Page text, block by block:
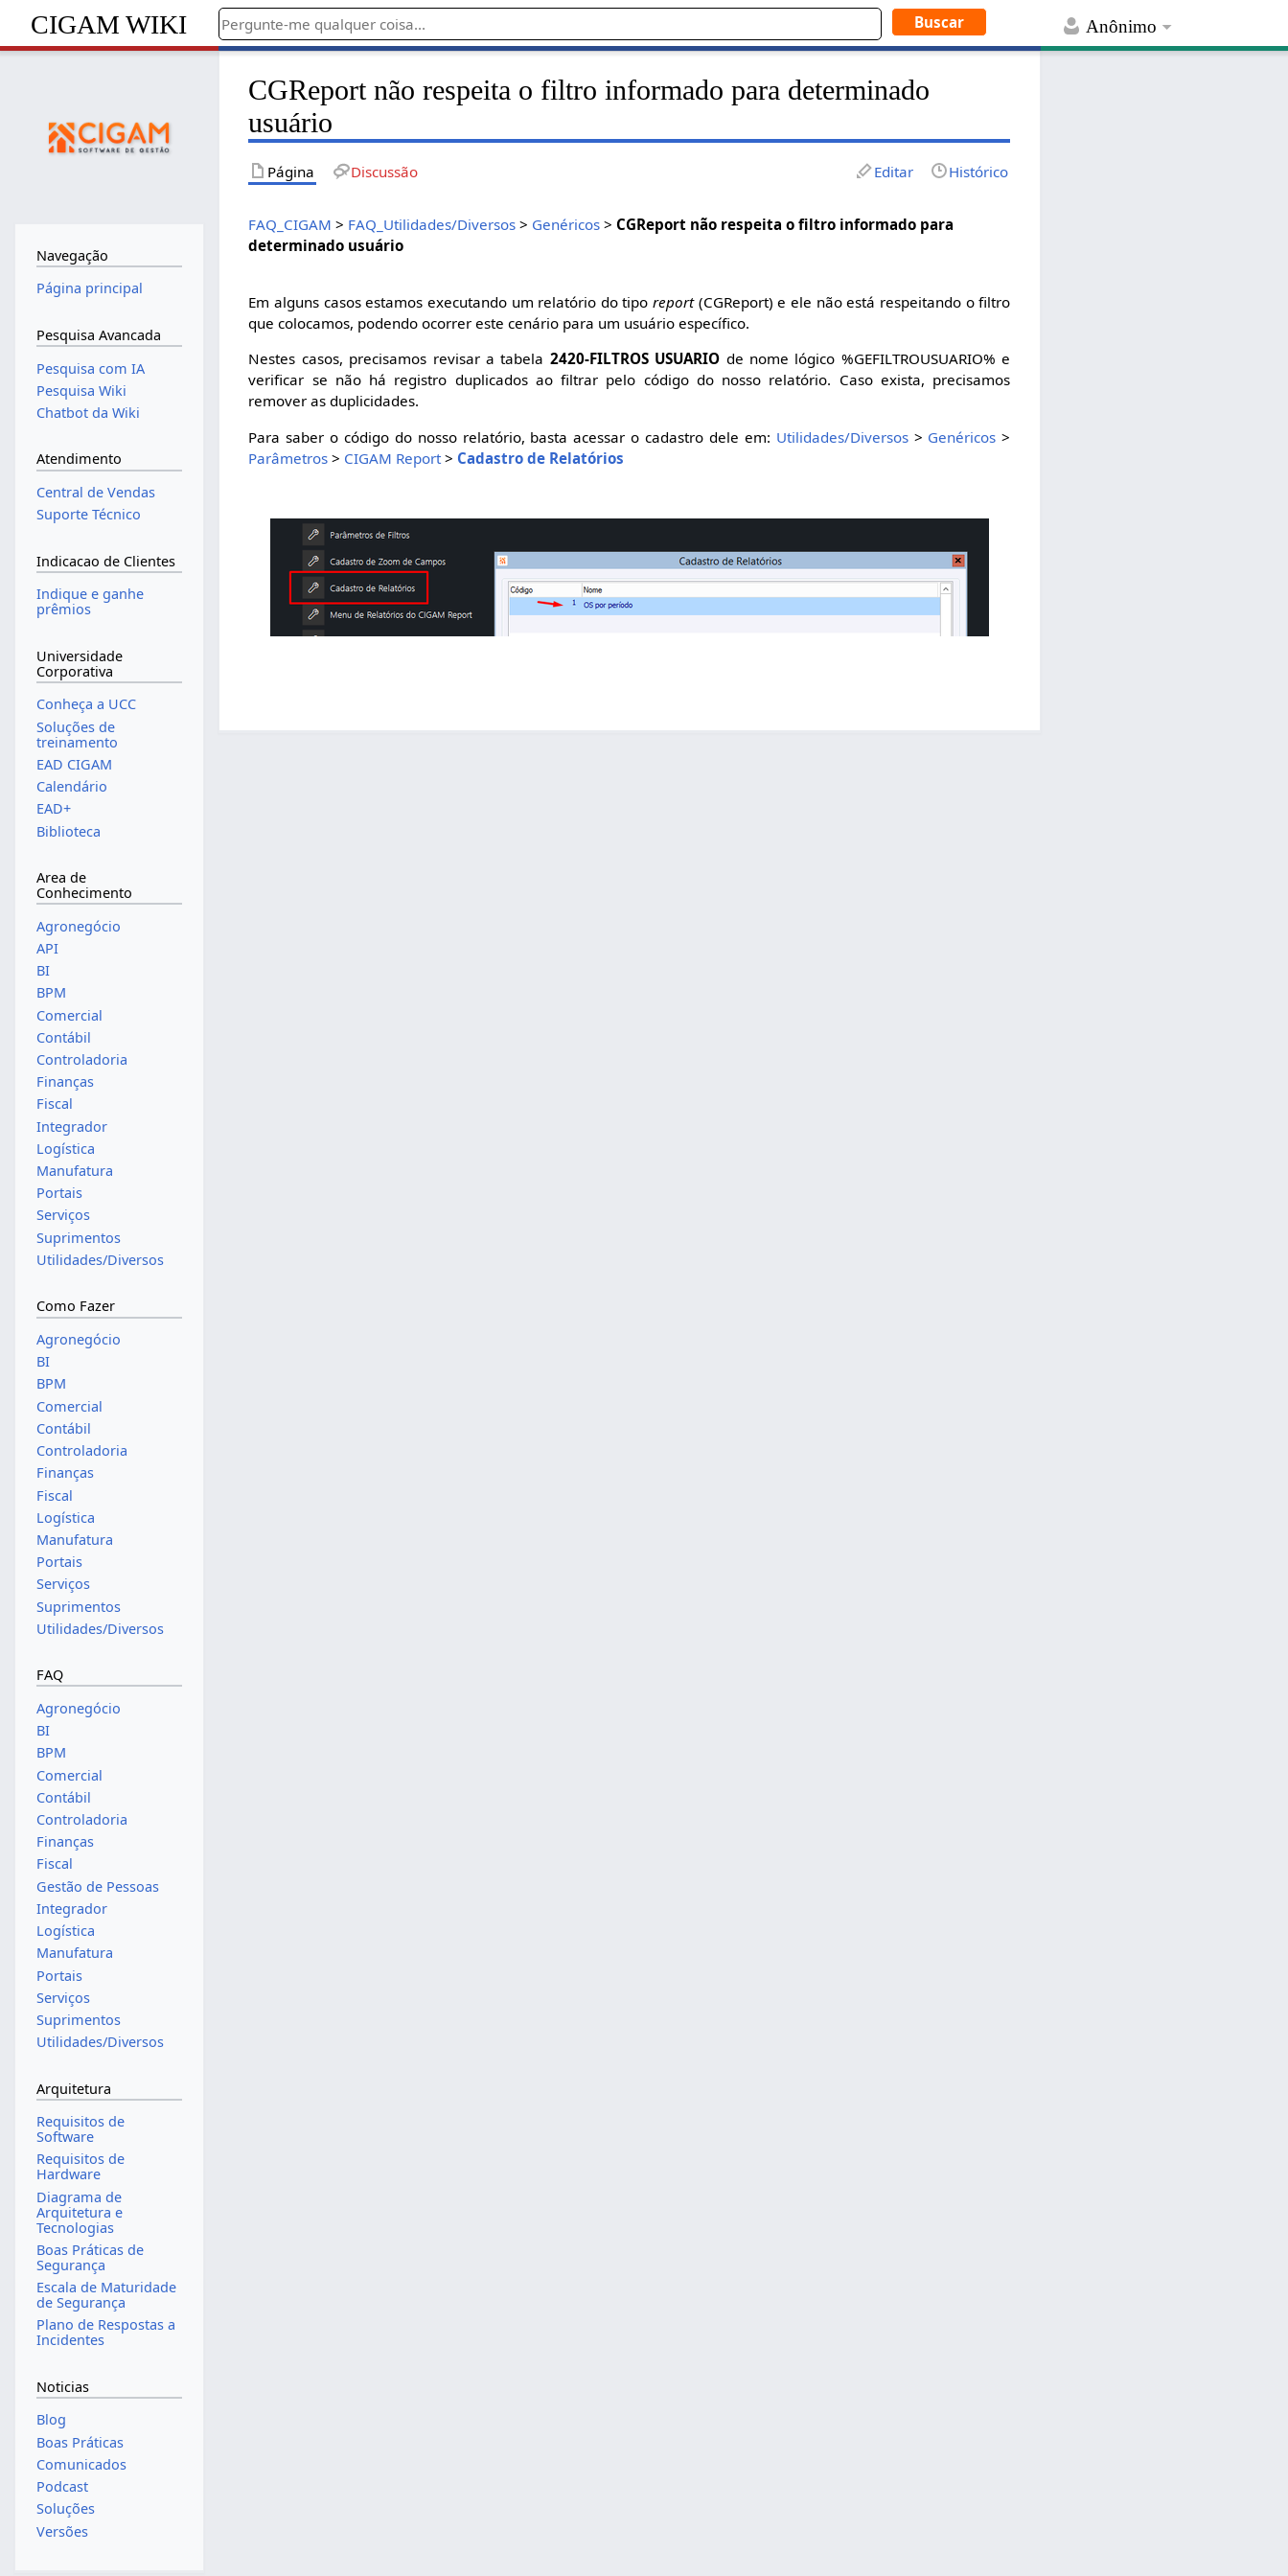
Anônimo
CIGAM WIKI
CGReport não respeita o filtro informado para determinado
usuário
Página Discussão Editar Histórico
FAQ_CIGAM > FAQ_Utilidades/Diversos > Genéricos > CGReport não respeita o filtro informado para
determinado usuário
Em alguns casos estamos executando um relatório do tiporeport(CGReport) e ele não está respeitando o filtro
que colocamos, podendo ocorrer este cenário para um usuário específico.
Nestes casos, precisamos revisar a tabela 2420-FILTROS USUARIO de nome lógico %GEFILTROUSUARIO% e
verificar se não há registro duplicados ao filtrar pelo código do nosso relatório. Caso exista, precisamos
remover as duplicidades.
Para saber o código do nosso relatório, basta acessar o cadastro dele em: Utilidades/Diversos> Genéricos >
Parâmetros > CIGAM Report > Cadastro de Relatórios
Navegação
Página principal
Pesquisa Avancada
Pesquisa com IA
Pesquisa Wiki
Chatbot da Wiki
Atendimento
Central de Vendas
Suporte Técnico
Indicacao de Clientes
Indique e ganhe
prêmios
Universidade
Corporativa
Conheça a UCC
Soluções de
treinamento
EAD CIGAM
Calendário
EAD+
Biblioteca
Area de
Conhecimento
Agronegócio
API
BI
BPM
Comercial
Contábil
Controladoria
Finanças
Fiscal
Integrador
Logística
Manufatura
Portais
Serviços
Suprimentos
Utilidades/Diversos
Como Fazer
Agronegócio
BI
BPM
Comercial
Contábil
Controladoria
Finanças
Fiscal
Logística
Manufatura
Portais
Serviços
Suprimentos
Utilidades/Diversos
FAQ
Agronegócio
BI
BPM
Comercial
Contábil
Controladoria
Finanças
Fiscal
Gestão de Pessoas
Integrador
Logística
Manufatura
Portais
Serviços
Suprimentos
Utilidades/Diversos
Arquitetura
Requisitos de
Software
Requisitos de
Hardware
Diagrama de
Arquitetura e
Tecnologias
Boas Práticas de
Segurança
Escala de Maturidade
de Segurança
Plano de Respostas a
Incidentes
Noticias
Blog
Boas Práticas
Comunicados
Podcast
Soluções
Versões